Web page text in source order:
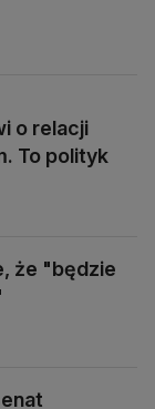
o relacji
To polityk
że "będzie